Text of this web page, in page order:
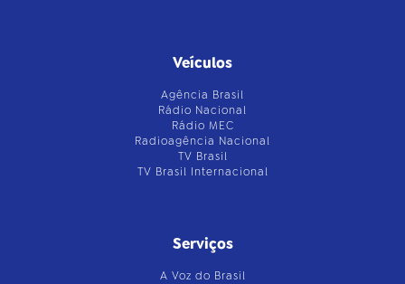
Veículos
Agência Brasil
Rádio Nacional
Rádio MEC
Radioagência Nacional
TV Brasil
TV Brasil Internacional
Serviços
A Voz do Brasil